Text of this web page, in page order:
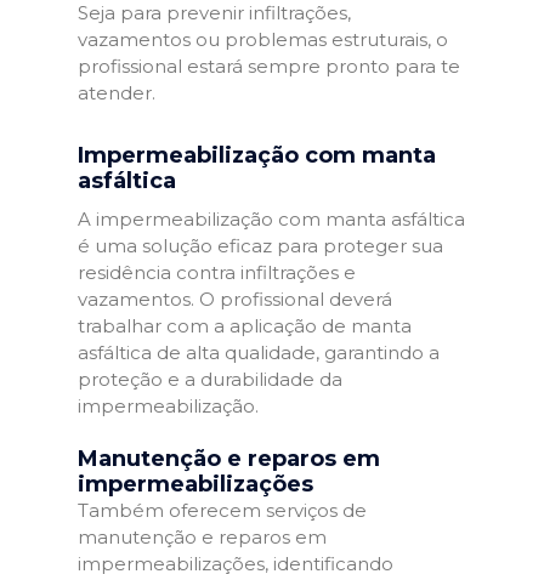
Seja para prevenir infiltrações,
vazamentos ou problemas estruturais, o
profissional estará sempre pronto para te
atender.
Impermeabilização com manta
asfáltica
A impermeabilização com manta asfáltica
é uma solução eficaz para proteger sua
residência contra infiltrações e
vazamentos. O profissional deverá
trabalhar com a aplicação de manta
asfáltica de alta qualidade, garantindo a
proteção e a durabilidade da
impermeabilização.
Manutenção e reparos em
impermeabilizações
Também oferecem serviços de
manutenção e reparos em
impermeabilizações, identificando